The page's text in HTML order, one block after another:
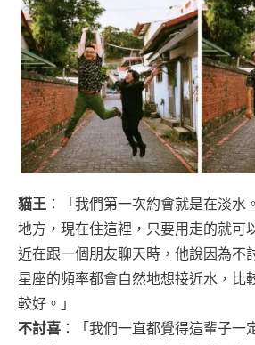
貓王 ：「我們第一次約會就是在淡水
地方，現在住這裡，只要用走的就可
近在跟一個朋友聊天時，他說因為不
星座的頻率都會自然地想接近水，比
較好。」
不討喜 ：「我們一直都覺得這輩子一